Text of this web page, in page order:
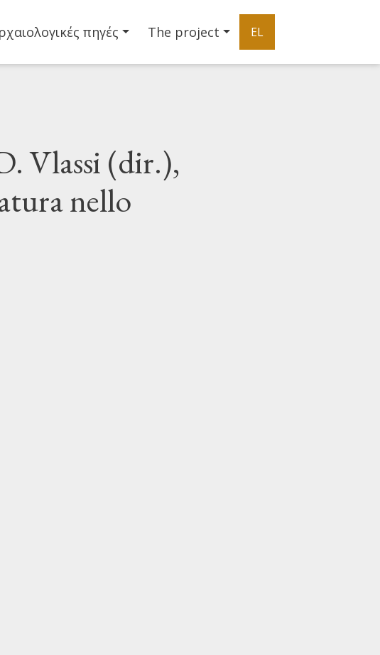
πηγές The project EL
Vlassi (dir.),
nello